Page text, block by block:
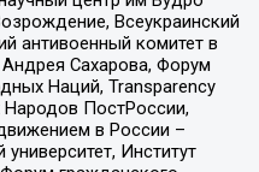
Всеукраинский
антивоенный комитет в
Сахарова, Форум
Наций, Transparеncy
ПостРоссии,
в России –
Институт